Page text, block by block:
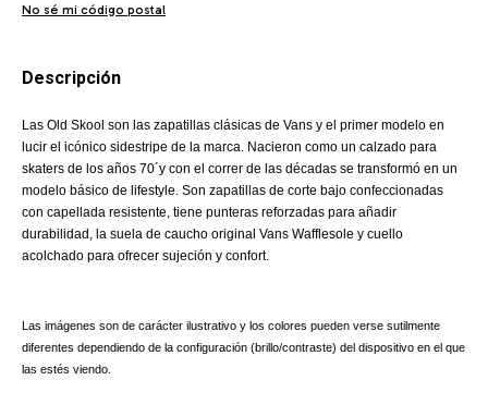
No sé mi código postal
Descripción
Las Old Skool son las zapatillas clásicas de Vans y el primer modelo en
lucir el icónico sidestripe de la marca. Nacieron como un calzado para
skaters de los años 70´y con el correr de las décadas se transformó en un
modelo básico de lifestyle. Son zapatillas de corte bajo confeccionadas
con capellada resistente, tiene punteras reforzadas para añadir
durabilidad, la suela de caucho original Vans Wafflesole y cuello
acolchado para ofrecer sujeción y confort.
Las imágenes son de carácter ilustrativo y los colores pueden verse sutilmente
diferentes dependiendo de la configuración (brillo/contraste) del dispositivo en el que
las estés viendo.